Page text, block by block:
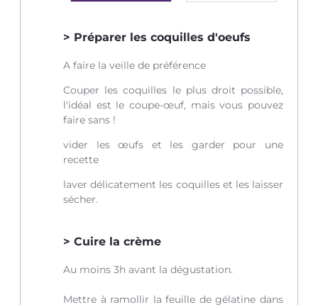
Préparer les coquilles d'oeufs
A faire la veille de préférence
Couper les coquilles le plus droit possible,
l'idéal est le coupe-œuf, mais vous pouvez
faire sans !
vider les œufs et les garder pour une
recette
laver délicatement les coquilles et les laisser
sécher.
Cuire la crème
Au moins 3h avant la dégustation.
Mettre à ramollir la feuille de gélatine dans